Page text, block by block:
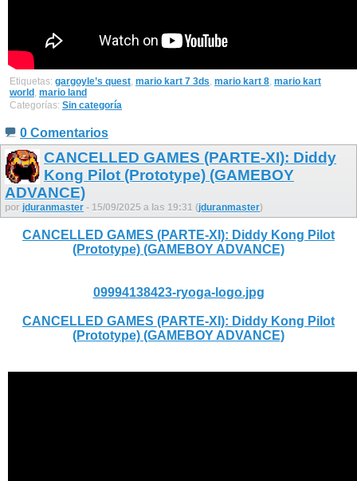
Etiquetas: gargoyle’s quest mario kart 7 3ds mario kart 8 mario kart
world mario land
Categorías: Sin categoría
0 Comentarios
CANCELLED GAMES (PARTE-XI): Diddy
Kong Pilot (Prototype) (GAMEBOY
ADVANCE)
por jduranmaster - 15/09/2025 a las 19:31 (jduranmaster)
CANCELLED GAMES (PARTE-XI): Diddy Kong Pilot
(Prototype) (GAMEBOY ADVANCE)
09994138423-ryoga-logo.jpg
CANCELLED GAMES (PARTE-XI): Diddy Kong Pilot
(Prototype) (GAMEBOY ADVANCE)